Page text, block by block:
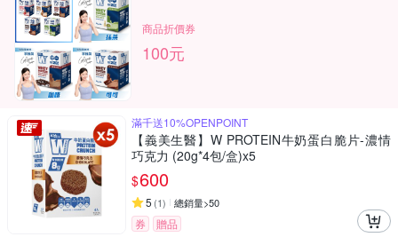
商品折價券
100元
滿千送10%OPENPOINT
【義美生醫】W PROTEIN牛奶蛋白脆片-濃情
巧克力 (20g*4包/盒)x5
$600
5 (1) 總銷量>50
券
贈品